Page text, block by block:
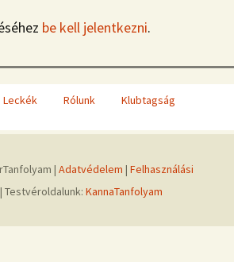
be kell jelentkezni.
Leckék Rólunk Klubtagság
| Adatvédelem | Felhasználási
| Testvéroldalunk: KannaTanfolyam